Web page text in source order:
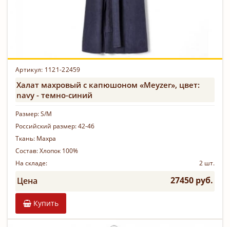
Артикул: 1121-22459
Халат махровый с капюшоном «Meyzer», цвет:
navy - темно-синий
Размер:S/M
Российский размер:42-46
Ткань: Махра
Состав:Хлопок 100%
На складе:
2 шт.
Цена 27450 руб.
Купить